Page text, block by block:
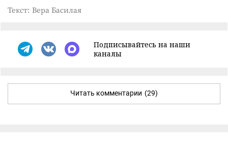
Текст: Вера Басилая
Подписывайтесь на наши
каналы
Читать комментарии (29)